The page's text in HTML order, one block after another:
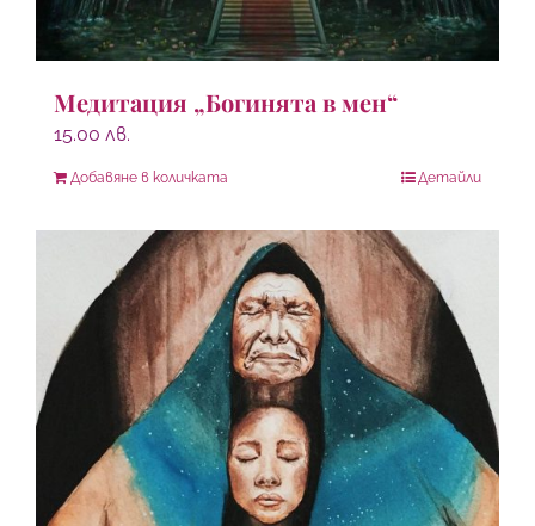
Медитация „Богинята в мен“
15.00 лв.
Добавяне в количката Детайли